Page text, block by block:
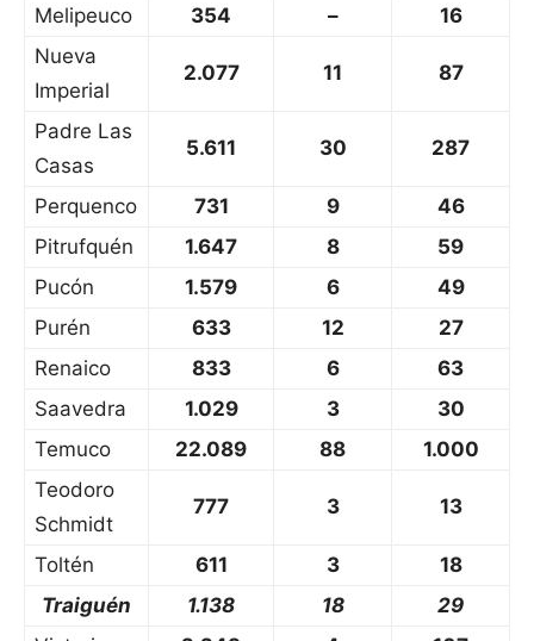
Melipeuco
354 –
16
Nueva
Imperial
2.077 11 87
Padre Las
Casas
5.611 30 287
Perquenco 731 9
46
Pitrufquén
1.647 8
59
Pucón
1.579 6
49
Purén
633 12
27
Renaico
833 6
63
Saavedra
1.029 3
30
Temuco
22.089 88
1.000
Teodoro
Schmidt
777 3 13
Toltén 611 3
18
Traiguén
1.138 18
29